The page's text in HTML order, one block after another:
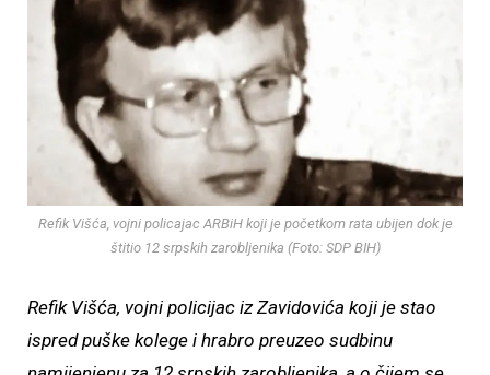
Refik Višća, vojni policajac ARBiH koji je početkom rata ubijen dok je
štitio 12 srpskih zarobljenika (Foto: SDP BIH)
Refik Višća, vojni policijac iz Zavidovića koji je stao
ispred puške kolege i hrabro preuzeo sudbinu